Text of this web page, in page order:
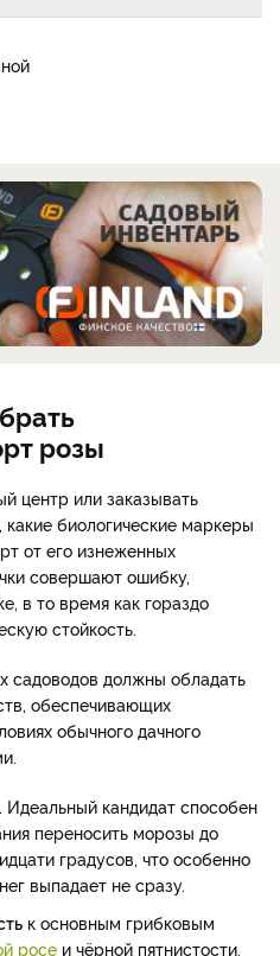
розы
центр или заказывать
какие биологические маркеры
от его изнеженных
совершают ошибку,
в то время как гораздо
стойкость.
садоводов должны обладать
обеспечивающих
обычного дачного
. Идеальный кандидат способен
переносить морозы до
градусов, что особенно
выпадает не сразу.
к основным грибковым
росе и чёрной пятнистости.